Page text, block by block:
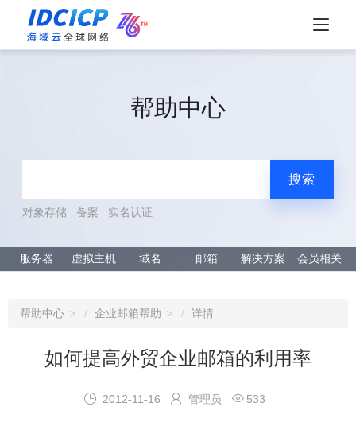
帮助中心
搜索
对象存储 备案 实名认证
服务器 虚拟主机 域名 邮箱 解决方案 会员相关
帮助中心 企业邮箱帮助 详情
如何提高外贸企业邮箱的利用率
 2012-11-16  管理员  533